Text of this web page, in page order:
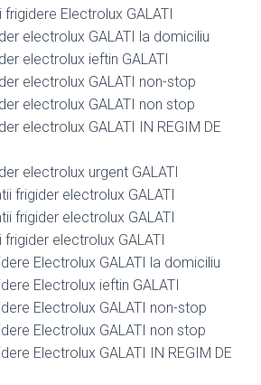
Electrolux GALATI
electrolux GALATI la domiciliu
electrolux ieftin GALATI
electrolux GALATI non-stop
electrolux GALATI non stop
electrolux GALATI IN REGIM DE
electrolux urgent GALATI
frigider electrolux GALATI
frigider electrolux GALATI
frigider electrolux GALATI
Electrolux GALATI la domiciliu
Electrolux ieftin GALATI
Electrolux GALATI non-stop
Electrolux GALATI non stop
Electrolux GALATI IN REGIM DE